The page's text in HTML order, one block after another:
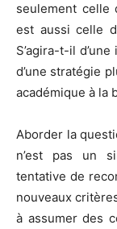
seulement celle
est aussi celle
S’agira-t-il
d’une stratégie
académique à la
Aborder la
n’est pas un
tentative de
nouveaux
à assumer des